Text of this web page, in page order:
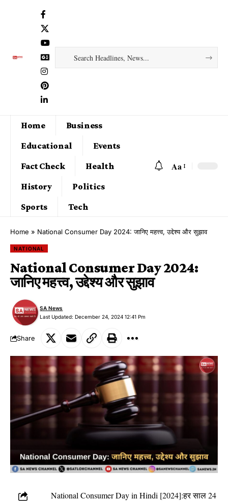
Home
Business
Educational
Events
Fact Check
Health
History
Politics
Sports
Tech
Aa
Home » National Consumer Day 2024: जानिए महत्त्व, उद्देश्य और सुझाव
NATIONAL
National Consumer Day 2024:
जानिए महत्त्व, उद्देश्य और सुझाव
Last Updated: December 24, 2024 12:41 Pm
SA News
Share
National Consumer Day in Hindi [2024]:हर साल 24